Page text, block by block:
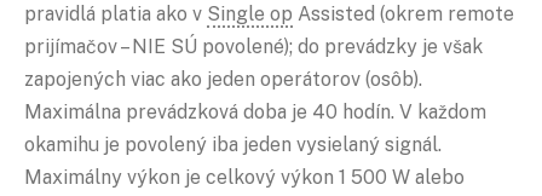
pravidlá platia ako v Single op Assisted (okrem remote
prijímačov – NIE SÚ povolené); do prevádzky je však
zapojených viac ako jeden operátorov (osôb).
Maximálna prevádzková doba je 40 hodín. V každom
okamihu je povolený iba jeden vysielaný signál.
Maximálny výkon je celkový výkon 1 500 W alebo